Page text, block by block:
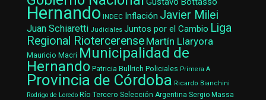
Hernando INDEC Inflación Javier Milei
Juan Schiaretti Judiciales Juntos por el Cambio Liga
Regional Riotercerense Martín Llaryora
Mauricio Macri Municipalidad de
Hernando Patricia Bullrich Policiales Primera A
Provincia de Córdoba Ricardo Bianchini
Rodrigo de Loredo Río Tercero Selección Argentina Sergio Massa